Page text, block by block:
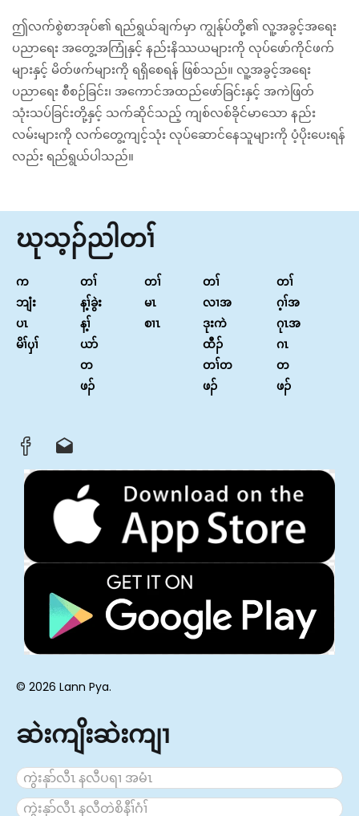
ဤလက်စွဲစာအုပ်၏ ရည်ရွယ်ချက်မှာ ကျွန်ုပ်တို့၏ လူ့အခွင့်အရေး
ပညာရေး အတွေ့အကြုံနှင့် နည်းနိဿယများကို လုပ်ဖော်ကိုင်ဖက်
များနှင့် မိတ်ဖက်များကို ရရှိစေရန် ဖြစ်သည်။ လူ့အခွင့်အရေး
ပညာရေး စီစဉ်ခြင်း၊ အကောင်အထည်ဖော်ခြင်းနှင့် အကဲဖြတ်
သုံးသပ်ခြင်းတို့နှင့် သက်ဆိုင်သည့် ကျစ်လစ်ခိုင်မာသော နည်း
လမ်းများကို လက်တွေ့ကျင့်သုံး လုပ်ဆောင်နေသူများကို ပံ့ပိုးပေးရန်
လည်း ရည်ရွယ်ပါသည်။
ဃုသ့ၣ်ညါတၢ်
က
ဘျံး
ပၤ
မိၢ်ၦၢ်
တၢ်
န့ၢ်ခွဲး
န့ၢ်
ယာ်
တ
ဖၣ်
တၢ်
မၤ
စၢၤ
တၢ်
လၢအ
ဒုးကဲ
ထီၣ်
တၢ်တ
ဖၣ်
တၢ်
ဂ့ၢ်အ
ဂုၤအ
ဂၤ
တ
ဖၣ်
© 2026 Lann Pya.
ဆဲးကျိးဆဲးကျၢ